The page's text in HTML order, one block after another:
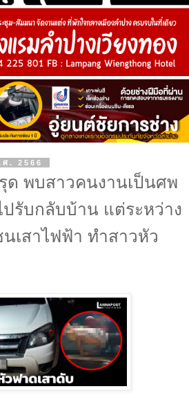
. 2566
พบสาวคนงานเป็นศพ
ปรับกลับบ้าน แต่ระหว่าง
เสาไฟฟ้า ทำสาวหัว